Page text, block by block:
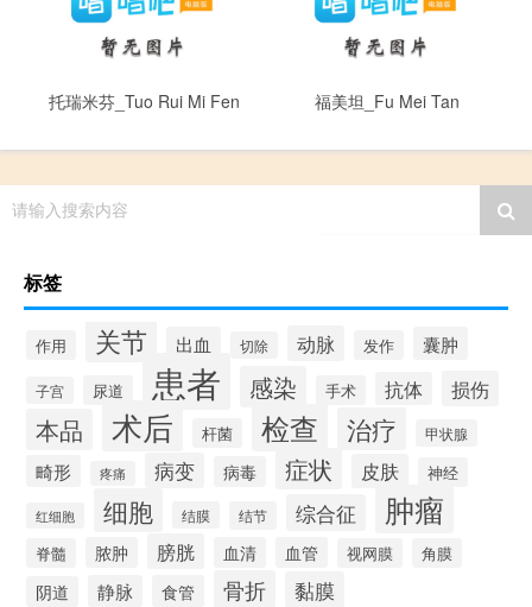
托瑞米芬_Tuo Rui Mi Fen 福美坦_Fu Mei Tan
请输入搜索内容
标签
作用 关节 出血 切除 动脉 发作 囊肿
子宫 尿道 患者 感染 手术 抗体 损伤
本品 术后 杆菌 检查 治疗 甲状腺
畸形 疼痛 病变 病毒 症状 皮肤 神经
红细胞 细胞 结膜 结节 综合征 肿瘤
脊髓 脓肿 膀胱 血清 血管 视网膜 角膜
阴道 静脉 食管 骨折 黏膜